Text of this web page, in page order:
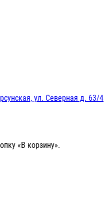
ул. Северная д. 63/4
«В корзину».